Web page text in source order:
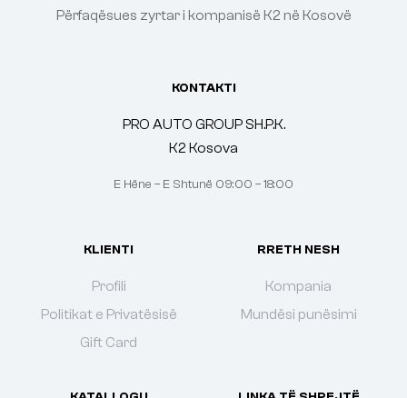
KONTAKTI
PRO AUTO GROUP SH.P.K.
K2 Kosova
E Hëne – E Shtunë 09:00 – 18:00
KLIENTI
Profili
Politikat e Privatësisë
Gift Card
RRETH NESH
Kompania
Mundësi punësimi
Përfaqësues zyrtar i kompanisë K2 në Kosovë